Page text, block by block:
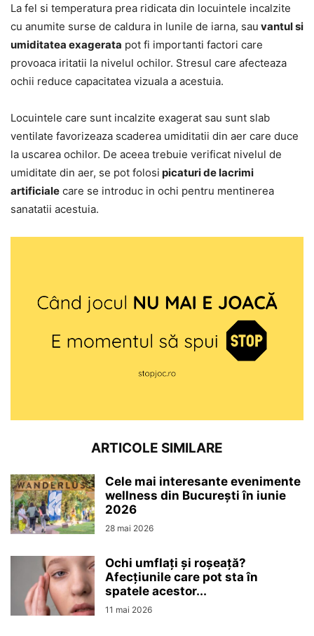
La fel si temperatura prea ridicata din locuintele incalzite
cu anumite surse de caldura in lunile de iarna, sau vantul si
umiditatea exagerata pot fi importanti factori care
provoaca iritatii la nivelul ochilor. Stresul care afecteaza
ochii reduce capacitatea vizuala a acestuia.
Locuintele care sunt incalzite exagerat sau sunt slab
ventilate favorizeaza scaderea umiditatii din aer care duce
la uscarea ochilor. De aceea trebuie verificat nivelul de
umiditate din aer, se pot folosi picaturi de lacrimi
artificiale care se introduc in ochi pentru mentinerea
sanatatii acestuia.
ARTICOLE SIMILARE
Cele mai interesante evenimente
wellness din București în iunie
2026
28 mai 2026
Ochi umflați și roșeață?
Afecțiunile care pot sta în
spatele acestor...
11 mai 2026